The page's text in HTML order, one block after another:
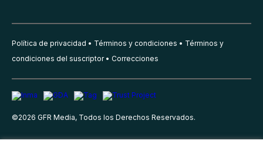
Política de privacidad Términos y condiciones
Términos y
condiciones del suscriptor
Correcciones
©2026 GFR Media, Todos los Derechos Reservados.